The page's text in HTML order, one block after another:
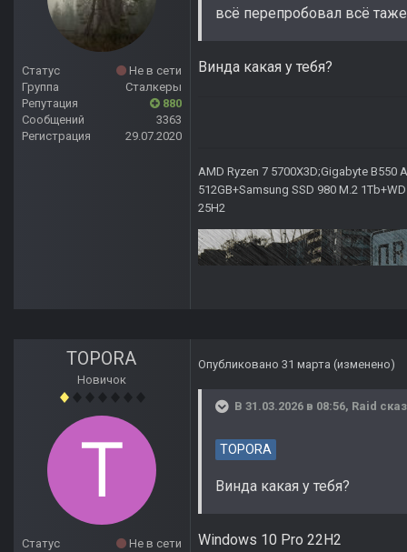
Статус
Не в сети
Группа
Сталкеры
Репутация
880
Сообщений
3363
Регистрация
29.07.2020
всё перепробовал всё
Винда какая у тебя?
AMD Ryzen 7 5700X3D;Gigabyte B550
512GB+Samsung SSD 980 M.2
25H2
TOPORA
Новичок
Статус
Не в сети
Опубликовано 31 марта (изменено)
В 31.03.2026 в 08:56, Raid
TOPORA
Винда какая у тебя?
Windows 10 Pro 22H2